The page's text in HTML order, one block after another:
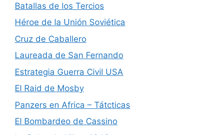
Batallas de los Tercios
Héroe de la Unión Soviética
Cruz de Caballero
Laureada de San Fernando
Estrategia Guerra Civil USA
El Raid de Mosby
Panzers en Africa – Tátcticas
El Bombardeo de Cassino